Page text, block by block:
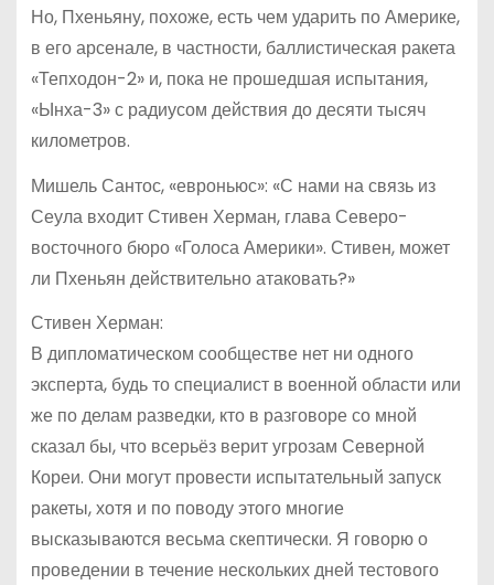
Но, Пхеньяну, похоже, есть чем ударить по Америке,
в его арсенале, в частности, баллистическая ракета
«Тепходон-2» и, пока не прошедшая испытания,
«Ынха-3» с радиусом действия до десяти тысяч
километров.
Мишель Сантос, «евроньюс»: «С нами на связь из
Сеула входит Стивен Херман, глава Северо-
восточного бюро «Голоса Америки». Стивен, может
ли Пхеньян действительно атаковать?»
Стивен Херман:
В дипломатическом сообществе нет ни одного
эксперта, будь то специалист в военной области или
же по делам разведки, кто в разговоре со мной
сказал бы, что всерьёз верит угрозам Северной
Кореи. Они могут провести испытательный запуск
ракеты, хотя и по поводу этого многие
высказываются весьма скептически. Я говорю о
проведении в течение нескольких дней тестового